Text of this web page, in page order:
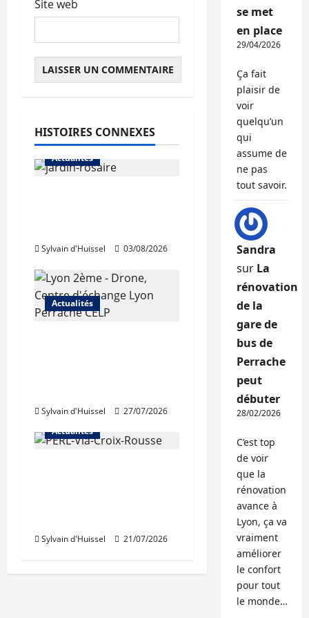
Site web
HISTOIRES CONNEXES
Actualités
Sylvain d'Huissel 03/08/2026
Actualités
Sylvain d'Huissel
27/07/2026
Actualités
Sylvain d'Huissel 21/07/2026
se met
en place
29/04/2026
Ça fait
plaisir de
voir
quelqu’un
qui
assume de
ne pas
tout savoir.
Sandra
sur La
rénovation
de la
gare de
bus de
Perrache
peut
débuter
28/02/2026
C’est top
de voir
que la
rénovation
avance à
Lyon, ça va
vraiment
améliorer
le confort
pour tout
le monde…